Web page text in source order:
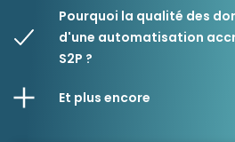
Pourquoi la qualité des
d'une automatisation
S2P ?
Et plus encore